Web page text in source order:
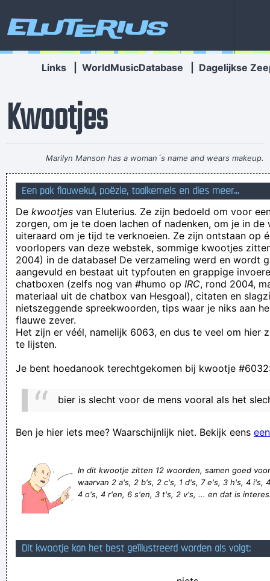
Eluterius
Links WorldMusicDatabase Dagelijkse
Kwootjes
Marilyn Manson has a woman´s name and wears makeup.
How original.~ Alice Cooper
IK WORD TOCH ZO BLIJ VAN DE HERFST. AL DIE REGEN
MAAKT MIJN HAAR MOOI PLUIZIG EN DIE SMOKEY EYELOOK
STAAT ME OOK NOG
Het kindje laat een windje en het broertje laat een boertje.
Het neef z'n neus staat scheef en het nicht is niet waterdicht
in het oortje nemen
eerste homokoppel : Adam en ivo
Automobilist ramt vier geparkeerde wagen in Veldwezelt. Eén
Mijn 2 doelen van vandaag waren uit bed komen en koffie
een wonder is geschied, de poes is nat en het regent niet
om hem te herstellen
I once fell asleep on an empty bus, and farted so loud in my
sleep I woke myself up. Then realized the bus was full now
Fiscus Benjamin
Een pak flauwekul, poëzie, taalkemels en dies meer...
De kwootjes van Eluterius. Ze zijn bedoeld om voor
zorgen, om je te doen lachen of nadenken, om je in de
uiteraard om je tijd te verknoeien. Ze zijn ontstaan op
voorlopers van deze webstek, sommige kwootjes
2004) in de database! De verzameling werd en wordt
aangevuld en bestaat uit typfouten en grappige
chatboxen (zelfs nog van #humo op IRC, rond 2004,
materiaal uit de chatbox van Hesgoal), citaten en
nietszeggende spreekwoorden, tips waar je niks aan
flauwe zever.
Het zijn er véél, namelijk 6063, en dus te veel om hier
te lijsten.
Je bent hoedanook terechtgekomen bij kwootje
bier is slecht voor de mens vooral als het
Ben je hier iets mee? Waarschijnlijk niet. Bekijk eens
In dit kwootje zitten 12 woorden, samen goed
waarvan 2 a's, 2 b's, 2 c's, 1 d's, 7 e's, 3 h's, 4 i's,
4 o's, 4 r'en, 6 s'en, 3 t's, 2 v's, ... en dat is
Dit kwootje kan het best geïllustreerd worden als volgt: